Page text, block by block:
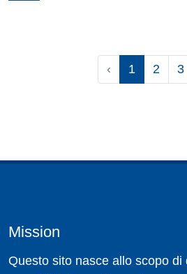
‹ 1 2 3
Mission
Questo sito nasce allo scopo di